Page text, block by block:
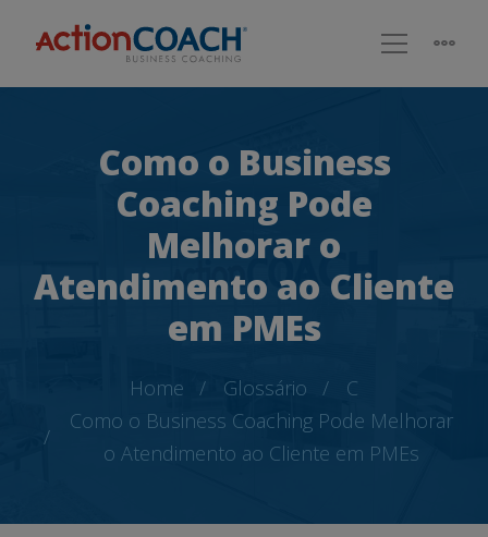
Como o Business
Coaching Pode
Melhorar o
Atendimento ao Cliente
em PMEs
Home Glossário
C
Como o Business Coaching Pode Melhorar
o Atendimento ao Cliente em PMEs